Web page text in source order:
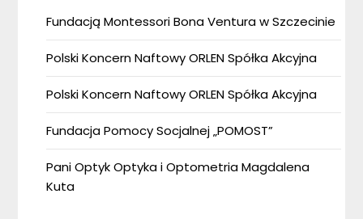
Fundacją Montessori Bona Ventura w Szczecinie
Polski Koncern Naftowy ORLEN Spółka Akcyjna
Polski Koncern Naftowy ORLEN Spółka Akcyjna
Fundacja Pomocy Socjalnej „POMOST”
Pani Optyk Optyka i Optometria Magdalena
Kuta